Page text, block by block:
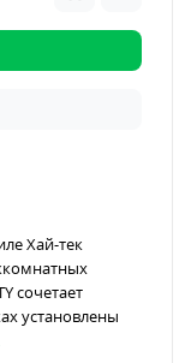
Хай-тек
сочетает
установлены